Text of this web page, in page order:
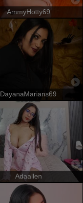
AmmyHotty69
DayanaMarians69
Adaallen